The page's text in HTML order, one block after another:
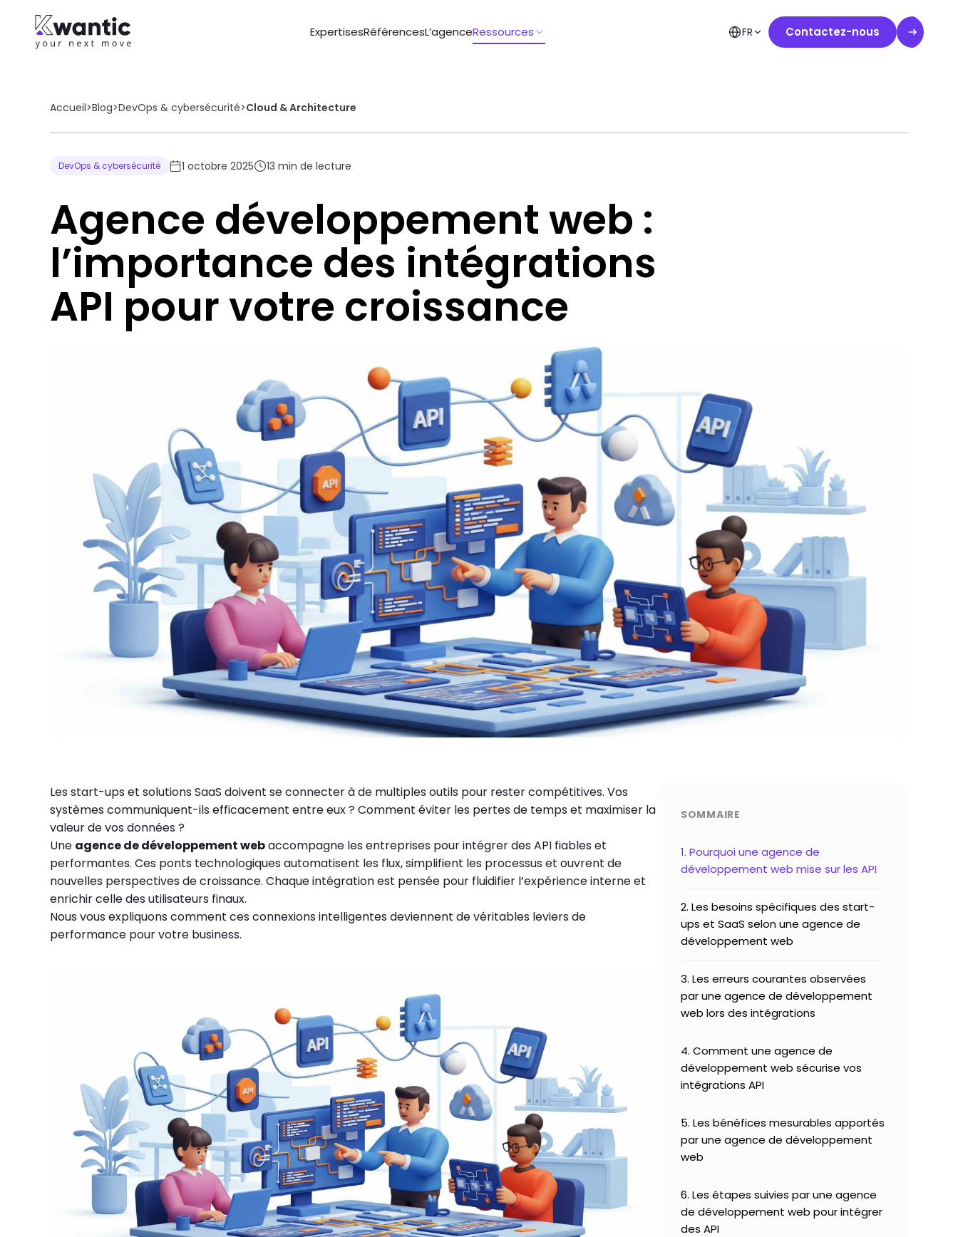
ExpertisesRéférencesL’agenceRessources FR Contactez-nous
Accueil>Blog>DevOps & cybersécurité>Cloud & Architecture
DevOps & cybersécurité 1 octobre 2025 13 min de lecture
Agence développement web :
l’importance des intégrations
API pour votre croissance
Les start-ups et solutions SaaS doivent se connecter à de multiples outils pour rester compétitives. Vos
systèmes communiquent-ils efficacement entre eux ? Comment éviter les pertes de temps et maximiser la
valeur de vos données ?
Une agence de développement webaccompagne les entreprises pour intégrer des API fiables et
performantes. Ces ponts technologiques automatisent les flux, simplifient les processus et ouvrent de
nouvelles perspectives de croissance. Chaque intégration est pensée pour fluidifier l’expérience interne et
enrichir celle des utilisateurs finaux.
Nous vous expliquons comment ces connexions intelligentes deviennent de véritables leviers de
performance pour votre business.
SOMMAIRE
1. Pourquoi une agence de
développement web mise sur les API
2. Les besoins spécifiques des start-
ups et SaaS selon une agence de
développement web
3. Les erreurs courantes observées
par une agence de développement
web lors des intégrations
4. Comment une agence de
développement web sécurise vos
intégrations API
5. Les bénéfices mesurables apportés
par une agence de développement
web
6. Les étapes suivies par une agence
de développement web pour intégrer
des API